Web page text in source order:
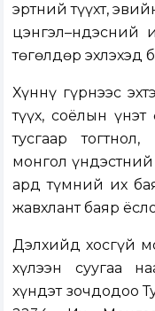
эртний түүхт,
төгөлдөр эхлэхэд
Хүннү гүрнээс
түүх, соёлын
тусгаар
монгол
ард түмний их
жавхлант баяр
Дэлхийд хосгүй
хүлээн суугаа
хүндэт зочдодоо